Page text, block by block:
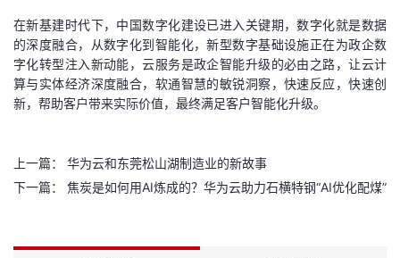
在新基建时代下，中国数字化建设已进入关键期，数字化就是数据
的深度融合，从数字化到智能化，新型数字基础设施正在为政企数
字化转型注入新动能，云服务是政企智能升级的必由之路，让云计
算与实体经济深度融合，软通智慧的敏锐洞察，快速反应，快速创
新，帮助客户带来实际价值，最终满足客户智能化升级。
上一篇：
华为云和东莞松山湖制造业的新故事
下一篇：
焦炭是如何用AI炼成的？华为云助力石横特钢“AI优化配煤”